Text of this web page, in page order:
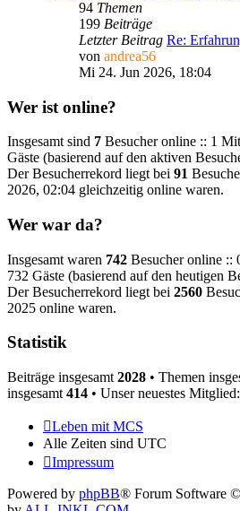
94 Themen
199 Beiträge
Letzter Beitrag Re:
von andrea56
Mi 24. Jun 2026, 18:04
Wer ist online?
Insgesamt sind 7 Besucher online :: 1
Gäste (basierend auf den aktiven
Der Besucherrekord liegt bei 91
2026, 02:04 gleichzeitig online waren.
Wer war da?
Insgesamt waren 742 Besucher online ::
732 Gäste (basierend auf den heutigen
Der Besucherrekord liegt bei 2560
2025 online waren.
Statistik
Beiträge insgesamt 2028 • Themen
insgesamt 414 • Unser neuestes Mitglied:
Leben mit MCS
Alle Zeiten sind UTC
Impressum
Powered by phpBB® Forum Software